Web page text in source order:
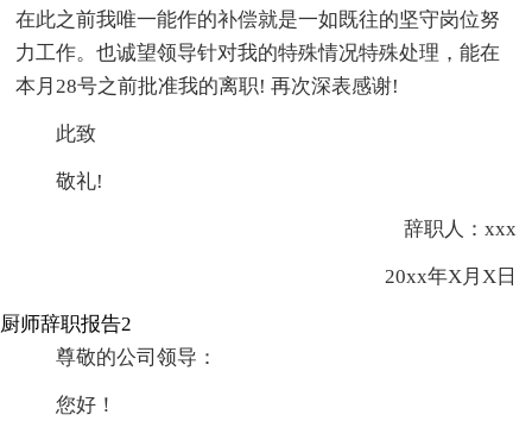
在此之前我唯一能作的补偿就是一如既往的坚守岗位努
力工作。也诚望领导针对我的特殊情况特殊处理，能在
本月28号之前批准我的离职! 再次深表感谢!
此致
敬礼!
辞职人：xxx
20xx年X月X日
厨师辞职报告2
尊敬的公司领导：
您好！